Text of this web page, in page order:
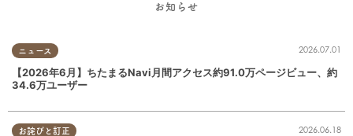
お知らせ
ニュース 2026.07.01
【2026年6月】ちたまるNavi月間アクセス約91.0万ページビュー、約
34.6万ユーザー
お詫びと訂正 2026.06.18